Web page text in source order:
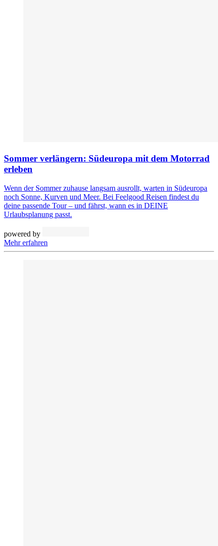
Sommer verlängern: Südeuropa mit dem Motorrad
erleben
Wenn der Sommer zuhause langsam ausrollt, warten in Südeuropa
noch Sonne, Kurven und Meer. Bei Feelgood Reisen findest du
deine passende Tour – und fährst, wann es in DEINE
Urlaubsplanung passt.
powered by
Mehr erfahren